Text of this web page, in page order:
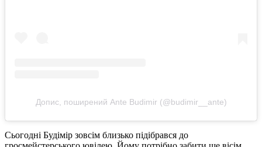
Допис, поширений Ante Budimir (@budimir__ante)
Сьогодні Будімір зовсім близько підібрався до